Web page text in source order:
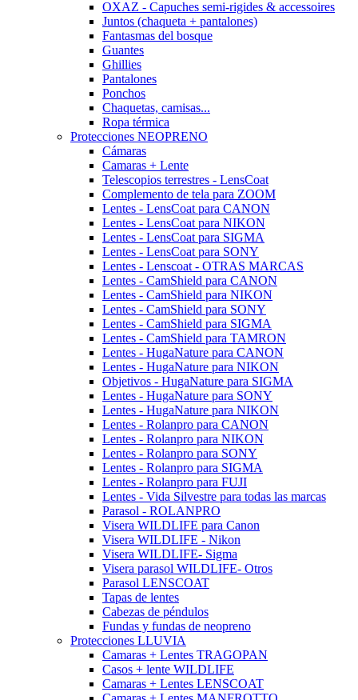
OXAZ - Capuches semi-rigides & accessoires
Juntos (chaqueta + pantalones)
Fantasmas del bosque
Guantes
Ghillies
Pantalones
Ponchos
Chaquetas, camisas...
Ropa térmica
Protecciones NEOPRENO
Cámaras
Camaras + Lente
Telescopios terrestres - LensCoat
Complemento de tela para ZOOM
Lentes - LensCoat para CANON
Lentes - LensCoat para NIKON
Lentes - LensCoat para SIGMA
Lentes - LensCoat para SONY
Lentes - Lenscoat - OTRAS MARCAS
Lentes - CamShield para CANON
Lentes - CamShield para NIKON
Lentes - CamShield para SONY
Lentes - CamShield para SIGMA
Lentes - CamShield para TAMRON
Lentes - HugaNature para CANON
Lentes - HugaNature para NIKON
Objetivos - HugaNature para SIGMA
Lentes - HugaNature para SONY
Lentes - HugaNature para NIKON
Lentes - Rolanpro para CANON
Lentes - Rolanpro para NIKON
Lentes - Rolanpro para SONY
Lentes - Rolanpro para SIGMA
Lentes - Rolanpro para FUJI
Lentes - Vida Silvestre para todas las marcas
Parasol - ROLANPRO
Visera WILDLIFE para Canon
Visera WILDLIFE - Nikon
Visera WILDLIFE- Sigma
Visera parasol WILDLIFE- Otros
Parasol LENSCOAT
Tapas de lentes
Cabezas de péndulos
Fundas y fundas de neopreno
Protecciones LLUVIA
Camaras + Lentes TRAGOPAN
Casos + lente WILDLIFE
Camaras + Lentes LENSCOAT